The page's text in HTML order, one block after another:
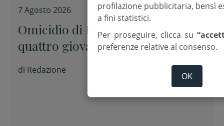
7 Agosto 2026
Omicidio di Pinarella, fermati
quattro giovani per la morte di
Nicola Musiani
di Redazione
profilazione pubblicitaria, bensì
a fini statistici.
Per proseguire, clicca su
preferenze relative al consenso.
OK